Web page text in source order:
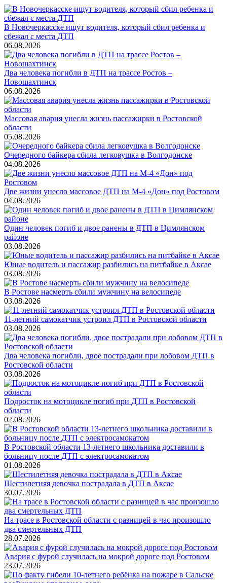
В Новочеркасске ищут водителя, который сбил ребенка и
сбежал с места ДТП
06.08.2026
Два человека погибли в ДТП на трассе Ростов –
Новошахтинск
06.08.2026
Массовая авария унесла жизнь пассажирки в Ростовской
области
05.08.2026
Очередного байкера сбила легковушка в Волгодонске
04.08.2026
Две жизни унесло массовое ДТП на М-4 «Дон» под Ростовом
04.08.2026
Один человек погиб и двое ранены в ДТП в Цимлянском
районе
03.08.2026
Юные водитель и пассажир разбились на питбайке в Аксае
03.08.2026
В Ростове насмерть сбили мужчину на велосипеде
03.08.2026
11-летний самокатчик устроил ДТП в Ростовской области
03.08.2026
Два человека погибли, двое пострадали при лобовом ДТП в
Ростовской области
03.08.2026
Подросток на мотоцикле погиб при ДТП в Ростовской
области
02.08.2026
В Ростовской области 13-летнего школьника доставили в
больницу после ДТП с электросамокатом
01.08.2026
Шестилетняя девочка пострадала в ДТП в Аксае
30.07.2026
На трасе в Ростовской области с разницей в час произошло
два смертельных ДТП
28.07.2026
Авария с фурой случилась на мокрой дороге под Ростовом
23.07.2026